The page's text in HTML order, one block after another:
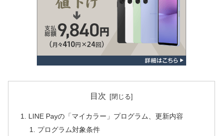
目次
LINE Payの「マイカラー」プログラム、更新内容
プログラム対象条件